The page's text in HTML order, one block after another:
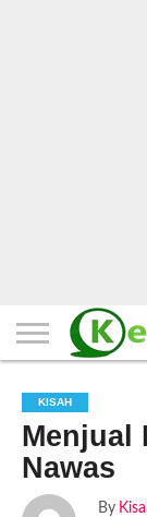
KISAH
Menjual
Nawas
By